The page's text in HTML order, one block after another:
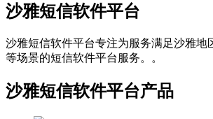
沙雅短信软件平台
沙雅短信软件平台专注为服务满足沙雅
等场景的短信软件平台服务。。
沙雅短信软件平台产品